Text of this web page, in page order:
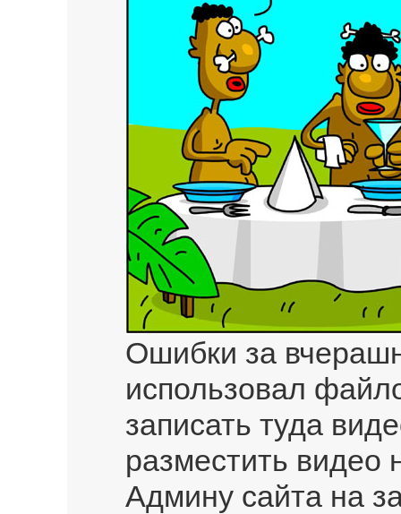
Ошибки за
использовал
записать туда
разместить видео
Админу сайта на